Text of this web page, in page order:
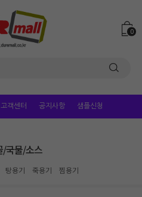
0
고객센터 공지사항 샘플신청
/국물/소스
탕용기 죽용기 찜용기